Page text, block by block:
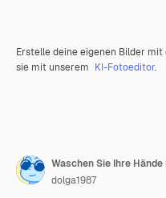
Erstelle deine eigenen Bilder mit
sie mit unserem KI-Fotoeditor.
dolga1987